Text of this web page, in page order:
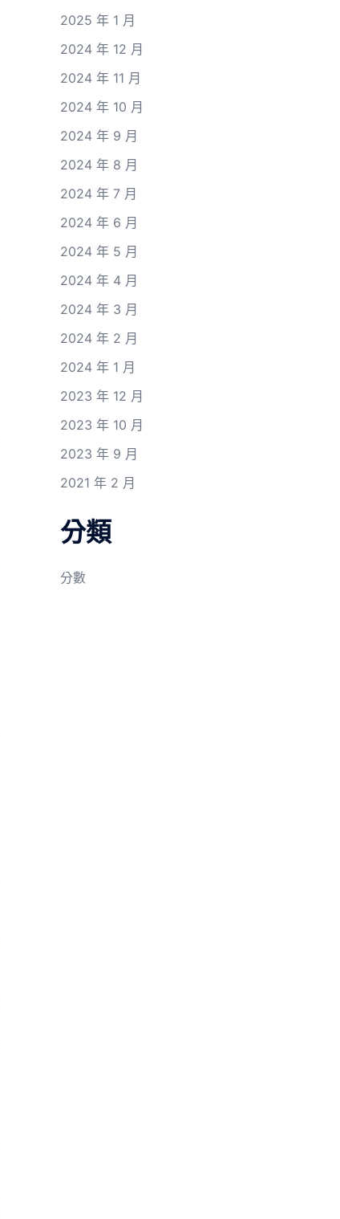
2025 年 1 月
2024 年 12 月
2024 年 11 月
2024 年 10 月
2024 年 9 月
2024 年 8 月
2024 年 7 月
2024 年 6 月
2024 年 5 月
2024 年 4 月
2024 年 3 月
2024 年 2 月
2024 年 1 月
2023 年 12 月
2023 年 10 月
2023 年 9 月
2021 年 2 月
分類
分數